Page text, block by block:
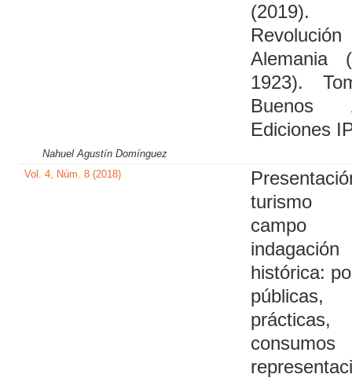
(2019).
Alemania
1923).
Buenos
Ediciones
Nahuel Agustín Domínguez
Vol. 4, Núm. 8 (2018)
turismo
indagación
histórica:
públicas,
prácticas,